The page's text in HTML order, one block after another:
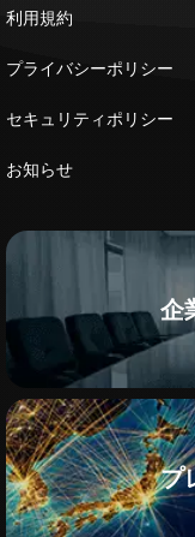
利用規約
プライバシーポリシー
セキュリティポリシー
お知らせ
企
プ